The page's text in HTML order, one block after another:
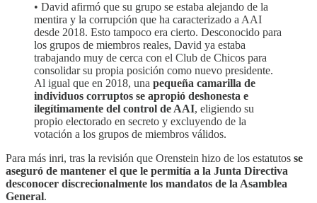
• David afirmó que su grupo se estaba alejando de la
mentira y la corrupción que ha caracterizado a AAI
desde 2018. Esto tampoco era cierto. Desconocido para
los grupos de miembros reales, David ya estaba
trabajando muy de cerca con el Club de Chicos para
consolidar su propia posición como nuevo presidente.
Al igual que en 2018, una pequeña camarilla de
individuos corruptos se apropió deshonesta e
ilegítimamente del control de AAI, eligiendo su
propio electorado en secreto y excluyendo de la
votación a los grupos de miembros válidos.
Para más inri, tras la revisión que Orenstein hizo de los estatutos se
aseguró de mantener el que le permitía a la Junta Directiva
desconocer discrecionalmente los mandatos de la Asamblea
General.